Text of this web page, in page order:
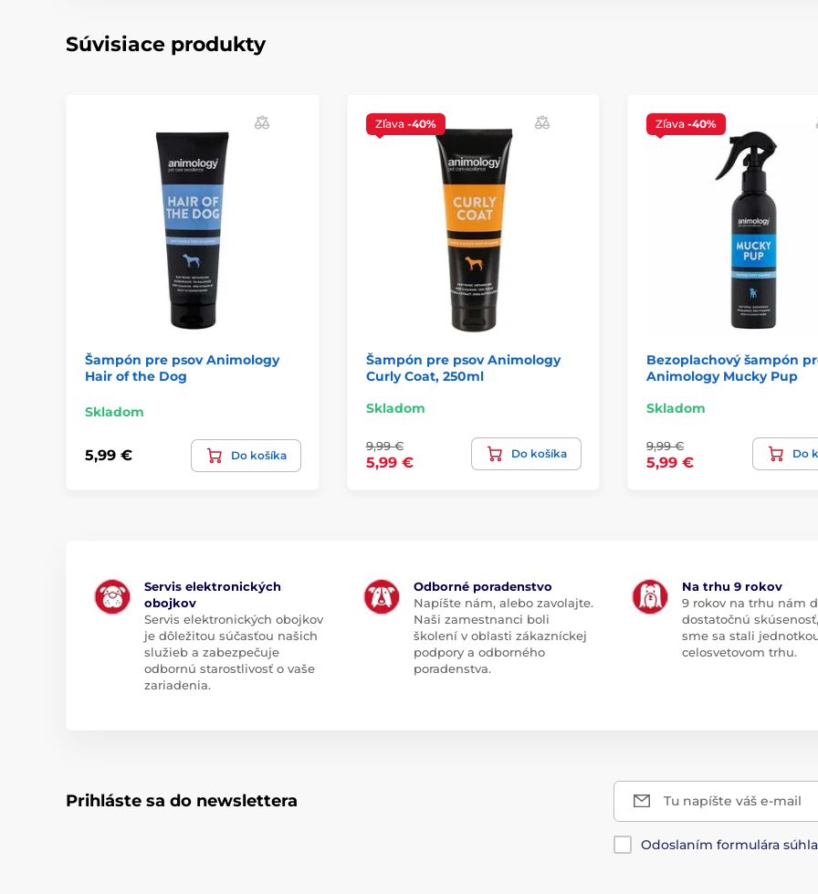
Súvisiace produkty
Šampón pre psov Animology
Hair of the Dog
Skladom
5,99 € Do košíka
Zľava -40%
Šampón pre psov Animology
Curly Coat, 250ml
Skladom
9,99 €
5,99 €
Do košíka
Zľava -40%
Bezoplachový šampón
Animology Mucky Pup
Skladom
9,99 €
5,99 €
Do
Servis elektronických
obojkov
Servis elektronických obojkov
je dôležitou súčasťou našich
služieb a zabezpečuje
odbornú starostlivosť o vaše
zariadenia.
Odborné poradenstvo
Napíšte nám, alebo zavolajte.
Naši zamestnanci boli
školení v oblasti zákazníckej
podpory a odborného
poradenstva.
Na trhu 9 rokov
9 rokov na trhu nám
dostatočnú
sme sa stali
celosvetovom trhu.
Prihláste sa do newslettera Tu napíšte váš e-mail
Odoslaním formulára